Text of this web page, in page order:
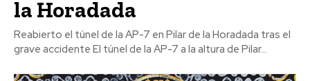
la Horadada
Reabierto el túnel de la AP-7 en Pilar de la Horadada tras el
grave accidente El túnel de la AP-7 a la altura de Pilar...